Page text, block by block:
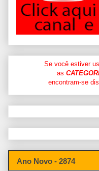
Se você estiver
as
encontram-se
Ano Novo - 2874